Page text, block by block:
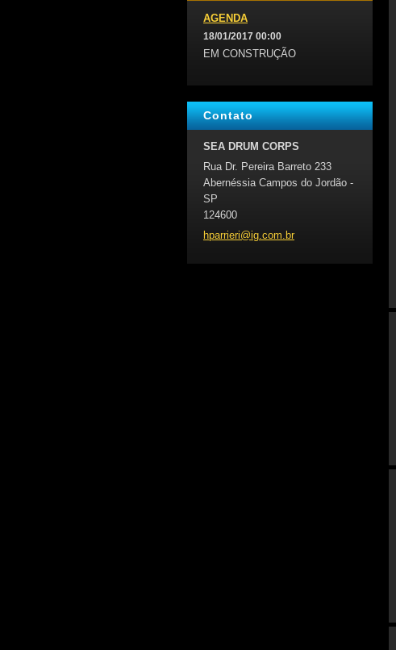
AGENDA
18/01/2017 00:00
EM CONSTRUÇÃO
Contato
SEA DRUM CORPS
Rua Dr. Pereira Barreto 233
Abernéssia Campos do Jordão -
SP
124600
hparrieri@ig.com.br